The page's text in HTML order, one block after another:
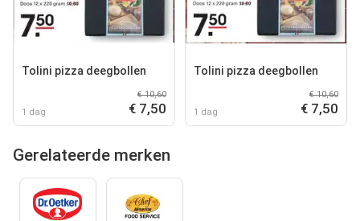
Tolini pizza deegbollen
1 dag
€ 10,60
€ 7,50
Tolini pizza deegbollen
1 dag
€ 10,60
€ 7,50
Gerelateerde merken